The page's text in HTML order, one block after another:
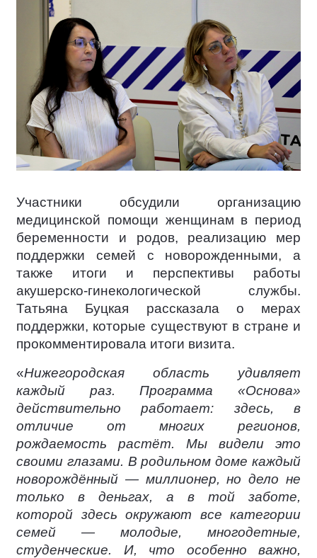
Участники обсудили организацию
медицинской помощи женщинам в период
беременности и родов, реализацию мер
поддержки семей с новорожденными, а
также итоги и перспективы работы
акушерско-гинекологической службы.
Татьяна Буцкая рассказала о мерах
поддержки, которые существуют в стране и
прокомментировала итоги визита.
«Нижегородская область удивляет
каждый раз. Программа «Основа»
действительно работает: здесь, в
отличие от многих регионов,
рождаемость растёт. Мы видели это
своими глазами. В родильном доме каждый
новорождённый — миллионер, но дело не
только в деньгах, а в той заботе,
которой здесь окружают все категории
семей — молодые, многодетные,
студенческие. И, что особенно важно,